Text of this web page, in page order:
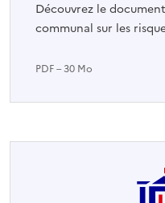
PDF – 30 Mo
Découvrez le
communal sur les